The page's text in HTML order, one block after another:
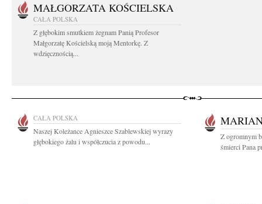
MAŁGORZATA KOŚCIELSKA
CAŁA POLSKA
Z głębokim smutkiem żegnam Panią Profesor
Małgorzatę Kościelską moją Mentorkę. Z
wdzięcznością...
CAŁA POLSKA
Naszej Koleżance Agnieszce Szablewskiej wyrazy
głębokiego żalu i współczucia z powodu...
Z ogromnym
śmierci Pana